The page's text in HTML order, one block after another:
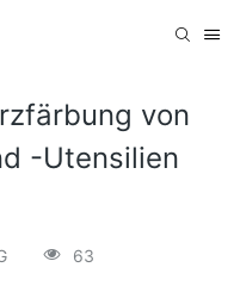
von
-Utensilien
63